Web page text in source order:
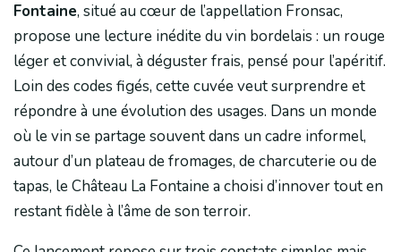
Fontaine, situé au cœur de l’appellation Fronsac,
propose une lecture inédite du vin bordelais : un rouge
léger et convivial, à déguster frais, pensé pour l’apéritif.
Loin des codes figés, cette cuvée veut surprendre et
répondre à une évolution des usages. Dans un monde
où le vin se partage souvent dans un cadre informel,
autour d’un plateau de fromages, de charcuterie ou de
tapas, le Château La Fontaine a choisi d’innover tout en
restant fidèle à l’âme de son terroir.